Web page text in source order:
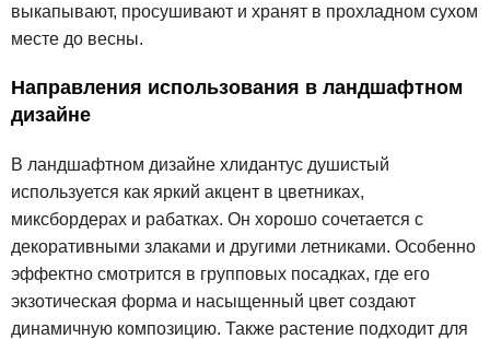
выкапывают, просушивают и хранят в прохладном сухом
месте до весны.
Направления использования в ландшафтном
дизайне
В ландшафтном дизайне хлидантус душистый
используется как яркий акцент в цветниках,
миксбордерах и рабатках. Он хорошо сочетается с
декоративными злаками и другими летниками. Особенно
эффектно смотрится в групповых посадках, где его
экзотическая форма и насыщенный цвет создают
динамичную композицию. Также растение подходит для